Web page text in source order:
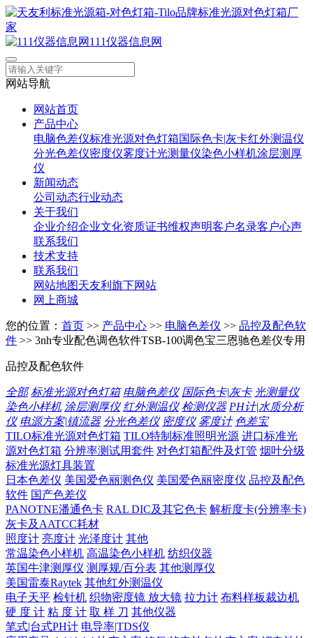
111仪器信息网
网站导航
网站首页
产品中心
电脑色差仪标准光源对色灯箱国际色卡|灰卡红外测温仪
分光色差仪密度仪雾度计光测量仪染色小样机涂层测厚
仪
新闻动态
公司动态行业动态
关于我们
企业介绍企业文化资质证书维权声明客户名录客户心声
联系我们
技术支持
联系我们
网站地图天友利旗下网站
网上商城
您的位置： 首页 >> 产品中心 >> 电脑色差仪 >> 品控及配色软
件 >> 3nh专业配色调色软件TSB-100调色宝三恩驰色差仪专用
品控及配色软件
全部 标准光源对色灯箱 电脑色差仪 国际色卡|灰卡 光测量仪
染色小样机 涂层测厚仪 红外测温仪 检测仪器 PH计|水质分析
仪 电源方案|镇流器 分光色差仪 密度仪 雾度计 色差宝
TILO标准光源对色灯箱 TILO特制标准照明光源 进口标准光
源对色灯箱 分辨率测试用套件 对色灯箱配件及灯管 烟叶分级
标准光源灯具装置
日本色差仪 美国爱色丽测色仪 美国爱色丽密度仪 品控及配色
软件 国产色差仪
PANOTNE潘通色卡 RAL DIC及其它色卡 解析度卡(分辨率卡)
灰卡及AATCC耗材
照度计 亮度计 光泽度计 其他
常温染色小样机 高温染色小样机 纺织仪器
英国牛津测厚仪 测厚规/百分表 其他测厚仪
美国雷泰Raytek 其他红外测温仪
电子天平 检针机 织物密度镜 放大镜 拉力计 布料样板裁边机
硬 度 计 粘 度 计 取 样 刀 其他仪器
笔式|台式PH计 电导率|TDS仪